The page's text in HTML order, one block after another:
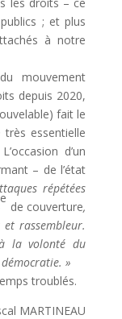
; et plus
à notre
mouvement
depuis 2020,
fait le
essentielle
d’un
– de l’état
répétées
e
de couverture,
rassembleur.
la volonté du
»
troublés.
MARTINEAU